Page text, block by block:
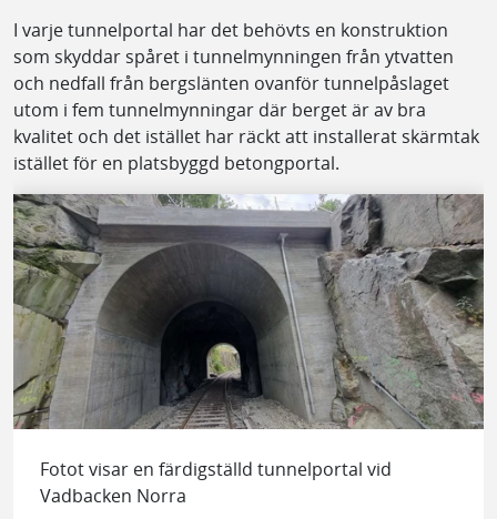
I varje tunnelportal har det behövts en konstruktion
som skyddar spåret i tunnelmynningen från ytvatten
och nedfall från bergslänten ovanför tunnelpåslaget
utom i fem tunnelmynningar där berget är av bra
kvalitet och det istället har räckt att installerat skärmtak
istället för en platsbyggd betongportal.
Fotot visar en färdigställd tunnelportal vid
Vadbacken Norra